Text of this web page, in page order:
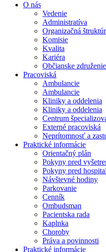
O nás
Vedenie
Administratíva
Organizačná
Komisie
Kvalita
Kariéra
Občianske združenie
Pracoviská
Ambulancie
Ambulancie
Kliniky a oddelenia
Kliniky a oddelenia
Centrum
Externé pracoviská
Neprítomnosť a
Praktické informácie
Orientačný plán
Pokyny pred
Pokyny pred
Návštevné hodiny
Parkovanie
Cenník
Ombudsman
Pacientska rada
Kaplnka
Choroby
Práva a povinnosti
Praktické informácie